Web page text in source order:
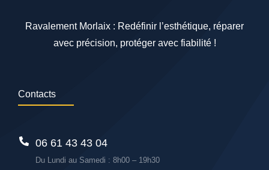
Ravalement Morlaix : Redéfinir l’esthétique, réparer
avec précision, protéger avec fiabilité !
Contacts
06 61 43 43 04
Du Lundi au Samedi : 8h00 – 19h30